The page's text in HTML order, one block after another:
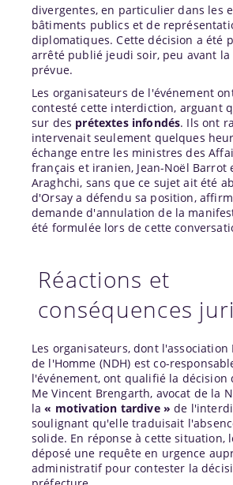
divergentes, en particulier dans les
bâtiments publics et de
diplomatiques. Cette décision a été
arrêté publié jeudi soir, peu avant
prévue.
Les organisateurs de l'événement
contesté cette interdiction, arguant
sur des prétextes infondés. Ils ont
intervenait seulement quelques
échange entre les ministres des
français et iranien, Jean-Noël Barrot
Araghchi, sans que ce sujet ait été
d'Orsay a défendu sa position,
demande d'annulation de la
été formulée lors de cette
Réactions et
conséquences
Les organisateurs, dont l'association
de l'Homme (NDH) est co-
l'événement, ont qualifié la décision
Me Vincent Brengarth, avocat de la
la« motivation tardive » de
soulignant qu'elle traduisait
solide. En réponse à cette situation,
déposé une requête en urgence
administratif pour contester la